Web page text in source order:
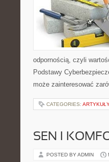
odpornością, czyli
Podstawy
może zainteresować
CATEGORIES:
SEN I
POSTED BY ADMIN